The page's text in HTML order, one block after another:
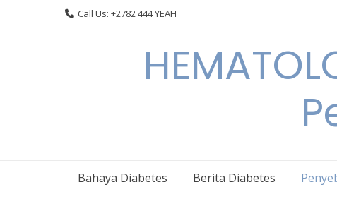
Call Us: +2782 444 YEAH
Bahaya Diabetes Berita Diabetes